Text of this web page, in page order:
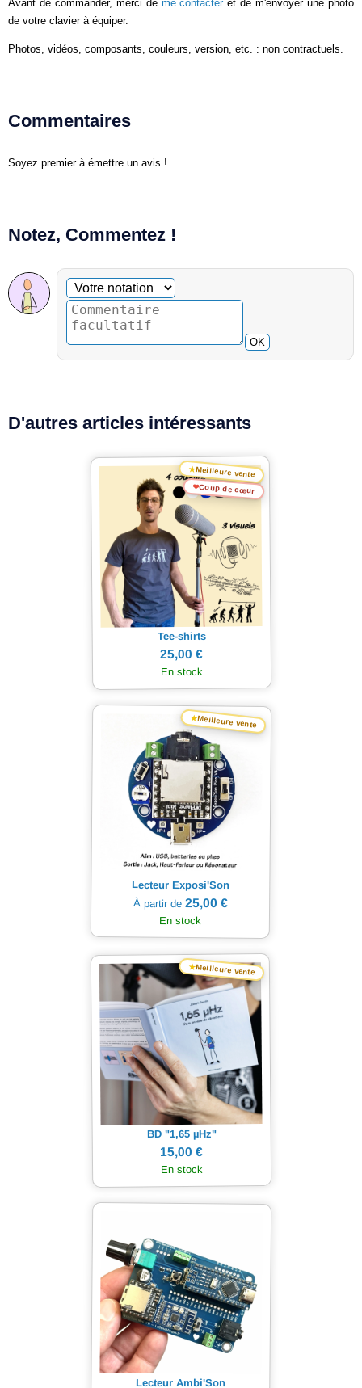
Avant de commander, merci de me contacter et de m'envoyer une photo
de votre clavier à équiper.
Photos, vidéos, composants, couleurs, version, etc. : non contractuels.
Commentaires
Soyez premier à émettre un avis !
Notez, Commentez !
Commentaire facultatif
Votre notation
OK
D'autres articles intéressants
★Meilleure vente
❤Coup de cœur
Tee-shirts
25,00 €
En stock
★Meilleure vente
Lecteur Exposi'Son
À partir de 25,00 €
En stock
★Meilleure vente
BD "1,65 µHz"
15,00 €
En stock
Lecteur Ambi'Son